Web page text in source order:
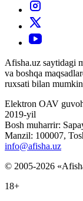
Afisha.uz saytidagi
va boshqa
ruxsati bilan
Elektron OAV
2019-yil
Bosh muharrir:
Manzil: 100007,
info@afisha.uz
© 2005-2026
18+